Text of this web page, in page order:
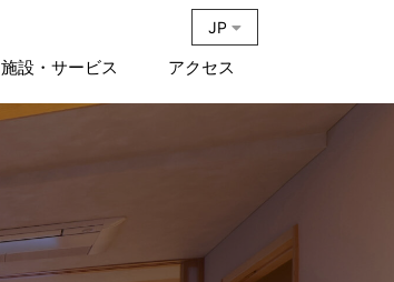
JP
施設・サービス アクセス